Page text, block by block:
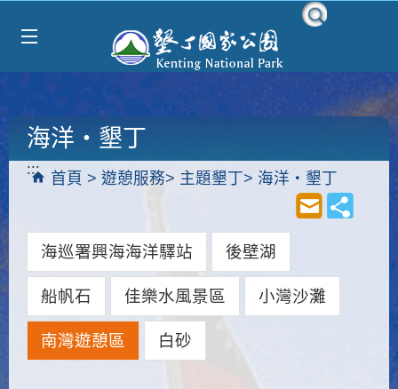
:::
首頁 遊憩服務 主題墾丁 海洋‧墾丁
海洋‧墾丁
海巡署興海海洋驛站 後壁湖
船帆石 佳樂水風景區 小灣沙灘
南灣遊憩區 白砂